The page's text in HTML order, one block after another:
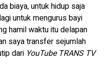
biaya, untuk hidup saja
untuk mengurus bayi
hamil waktu itu delapan
saya transfer sejumlah
dari YouTube TRANS TV